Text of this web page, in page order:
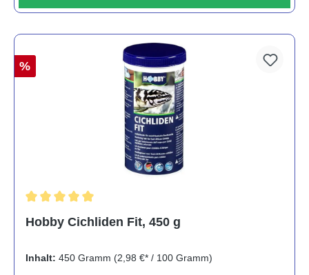
%
Hobby Cichliden Fit, 450 g
Inhalt: 450 Gramm (2,98 €* / 100 Gramm)